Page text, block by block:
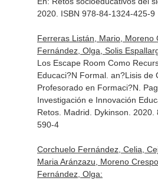
2020. ISBN 978-84-1324-425-9
Ferreras Listán, Mario, Moreno
Fernández, Olga, Solis
Los Escape Room Como
Educaci?N Formal. an?Lisis de
Profesorado en Formaci?N.
Investigación e Innovación
Retos. Madrid. Dykinson. 2020.
590-4
Corchuelo Fernández, Celia,
Maria Aránzazu, Moreno
Fernández, Olga: